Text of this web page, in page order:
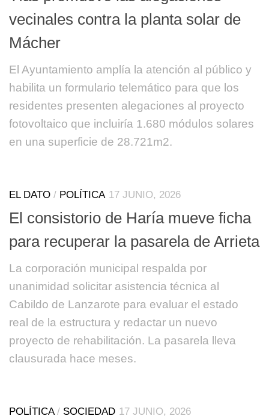
vecinales contra la planta solar de
Mácher
El Ayuntamiento amplía la atención al público y
habilita un formulario telemático para que los
residentes presenten alegaciones al proyecto
fotovoltaico que incluiría 1.680 módulos solares
en una superficie de 28.721m2.
EL DATO / POLÍTICA 17 JUNIO, 2026
El consistorio de Haría mueve ficha
para recuperar la pasarela de Arrieta
La corporación municipal respalda por
unanimidad solicitar asistencia técnica al
Cabildo de Lanzarote para evaluar el estado
real de la estructura y redactar un nuevo
proyecto de rehabilitación. La pasarela lleva
clausurada hace meses.
POLÍTICA/ SOCIEDAD 17 JUNIO, 2026